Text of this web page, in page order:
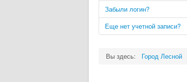
Забыли логин?
Еще нет учетной записи?
Вы здесь: Город Лесной